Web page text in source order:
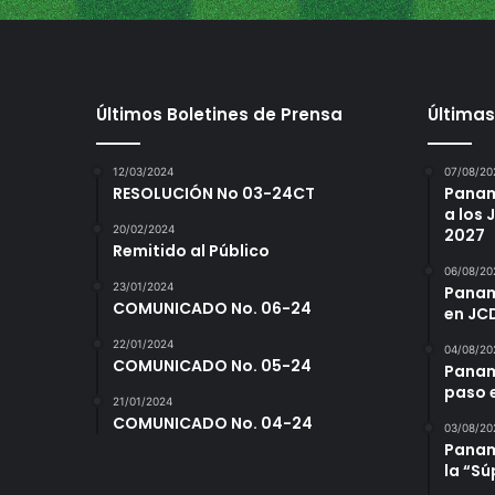
i
Últimos Boletines de Prensa
12/03/2024
RESOLUCIÓN No 03-24CT
20/02/2024
Remitido al Público
23/01/2024
COMUNICADO No. 06-24
22/01/2024
COMUNICADO No. 05-24
21/01/2024
COMUNICADO No. 04-24
07/08/
a los
2027
06/08/
en
04/08/
paso
03/08/
la